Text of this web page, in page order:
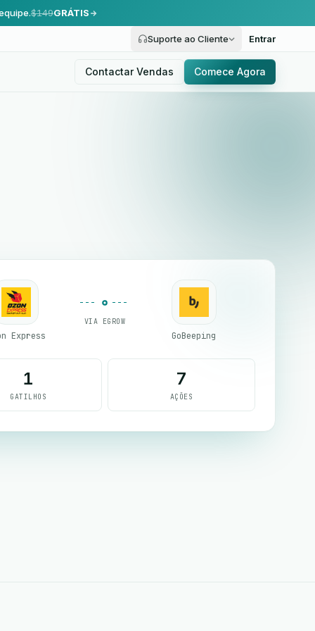
$149GRÁTIS
Suporte ao Cliente Entrar
Contactar Vendas Comece Agora
Express
VIA EGROW
GoBeeping
1
GATILHOS
7
AÇÕES